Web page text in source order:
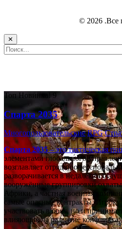
© 2026 .Все
✕
Топ Новинка! 9
Спарта 2035
Многопользовательские RPG
Спарта 2035– это тактическая
элементами глобального
возглавляет отряд
разворачивается в недалёком
вооружённые группировки
Африки, а частная военная
самые опасные контракты. Игроку
участвовать в боях, но и
влияющие на развитие конфликта.